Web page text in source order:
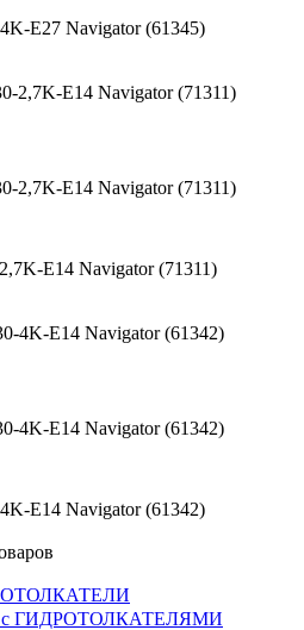
E27 Navigator (61345)
E14 Navigator (71311)
E14 Navigator (61342)
ГИДРОТОЛКАТЕЛЯМИ